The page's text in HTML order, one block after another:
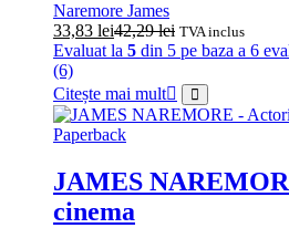
Naremore James
33,83 lei42,29lei TVA inclus
Evaluat la 5 din 5 pe baza a 6
(6)
Citește mai mult
Paperback
JAMES
cinema